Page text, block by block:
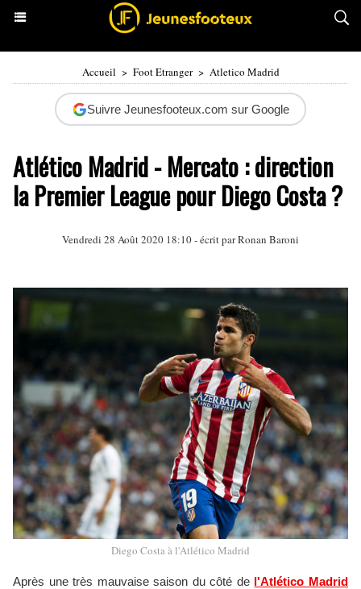
Accueil > Foot Etranger > Atletico Madrid
Suivre Jeunesfooteux.com sur Google
Atlético Madrid - Mercato : direction
la Premier League pour Diego Costa ?
Vendredi 28 Août 2020 18:10 - écrit parRonan Baroni
Diego Costa à l'Atlético Madrid
Après une très mauvaise saison du côté de l'Atlético Madrid